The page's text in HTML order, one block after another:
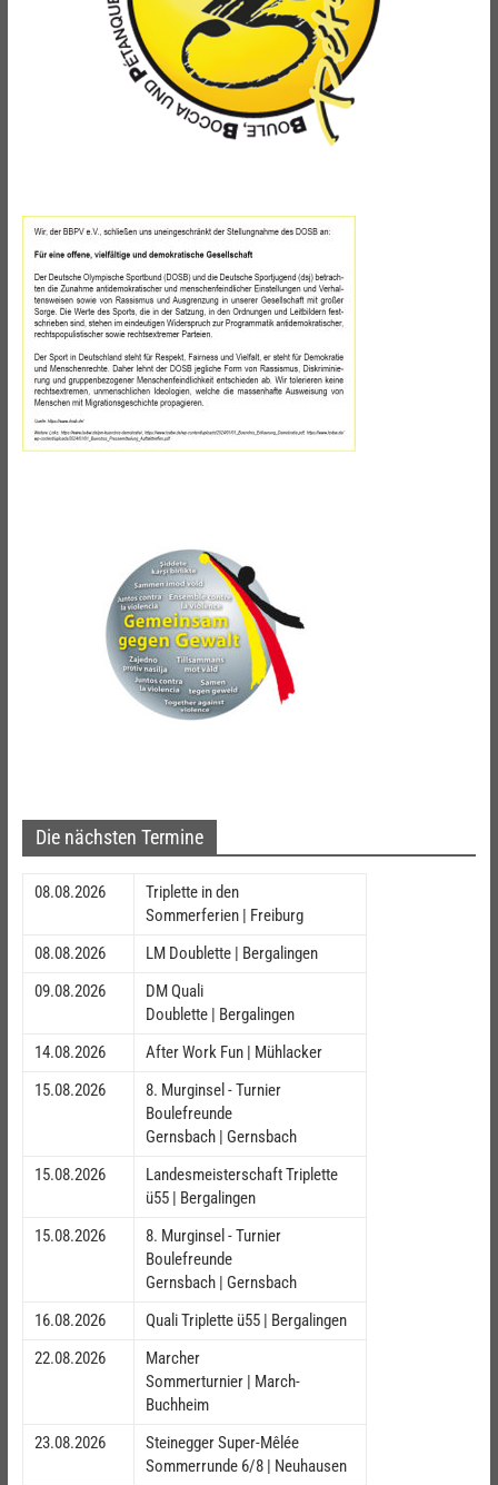
Die nächsten Termine
08.08.2026
Triplette in den
Sommerferien | Freiburg
08.08.2026
LM Doublette | Bergalingen
09.08.2026
DM Quali
Doublette | Bergalingen
14.08.2026
After Work Fun | Mühlacker
15.08.2026
8. Murginsel - Turnier
Boulefreunde
Gernsbach | Gernsbach
15.08.2026
Landesmeisterschaft Triplette
ü55 | Bergalingen
15.08.2026
8. Murginsel - Turnier
Boulefreunde
Gernsbach | Gernsbach
16.08.2026
Quali Triplette ü55 | Bergalingen
22.08.2026
Marcher
Sommerturnier | March-
Buchheim
23.08.2026
Steinegger Super-Mêlée
Sommerrunde 6/8 | Neuhausen